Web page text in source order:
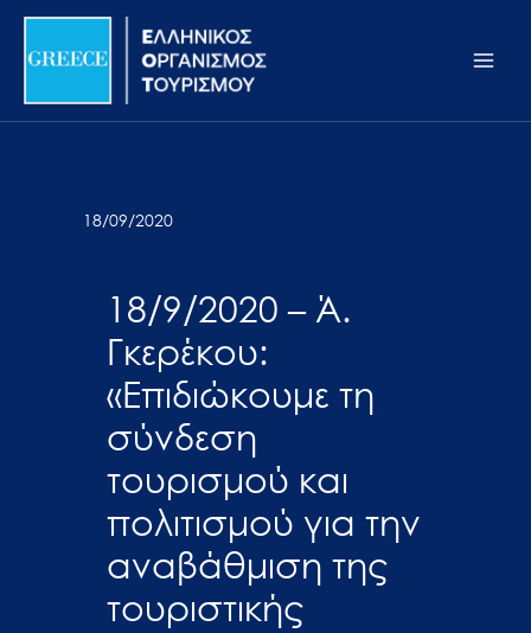
Σημείωση:
ιστότοπος
προσβασιμότητας.
Μετάβαση
περιεχόμενο
18/09/2020
18/9/2020 – Ά.
Γκερέκου:
«Επιδιώκουμε τη
σύνδεση
τουρισμού και
πολιτισμού για την
αναβάθμιση της
τουριστικής